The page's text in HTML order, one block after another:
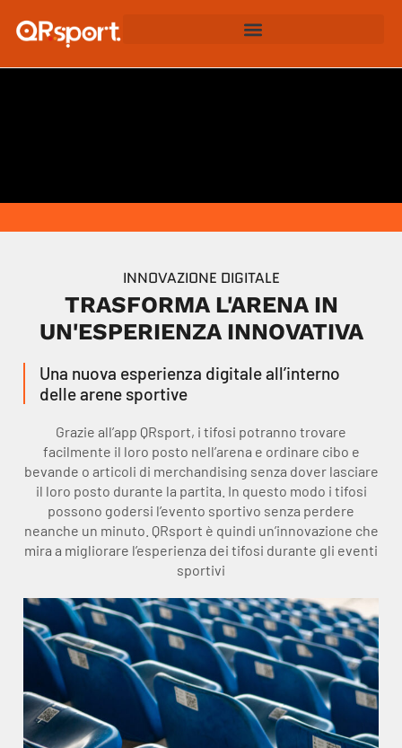
INNOVAZIONE DIGITALE
TRASFORMA L'ARENA IN
UN'ESPERIENZA INNOVATIVA
Una nuova esperienza digitale all’interno
delle arene sportive
Grazie all’app QRsport, i tifosi potranno trovare
facilmente il loro posto nell’arena e ordinare cibo e
bevande o articoli di merchandising senza dover lasciare
il loro posto durante la partita. In questo modo i tifosi
possono godersi l’evento sportivo senza perdere
neanche un minuto. QRsport è quindi un’innovazione che
mira a migliorare l’esperienza dei tifosi durante gli eventi
sportivi